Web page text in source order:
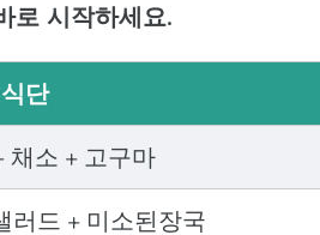
로 시작하세요.
단
채소 + 고구마
러드 + 미소된장국